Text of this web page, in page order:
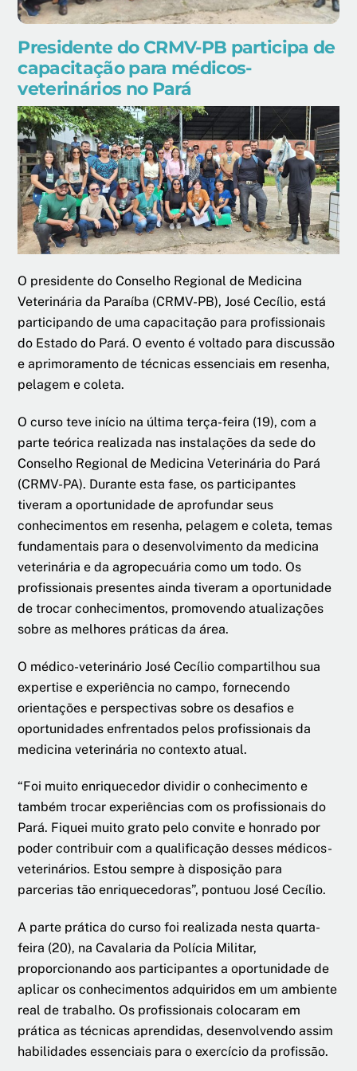
Presidente do CRMV-PB participa de
capacitação para médicos-
veterinários no Pará
O presidente do Conselho Regional de Medicina
Veterinária da Paraíba (CRMV-PB), José Cecílio, está
participando de uma capacitação para profissionais
do Estado do Pará. O evento é voltado para discussão
e aprimoramento de técnicas essenciais em resenha,
pelagem e coleta.
O curso teve início na última terça-feira (19), com a
parte teórica realizada nas instalações da sede do
Conselho Regional de Medicina Veterinária do Pará
(CRMV-PA). Durante esta fase, os participantes
tiveram a oportunidade de aprofundar seus
conhecimentos em resenha, pelagem e coleta, temas
fundamentais para o desenvolvimento da medicina
veterinária e da agropecuária como um todo. Os
profissionais presentes ainda tiveram a oportunidade
de trocar conhecimentos, promovendo atualizações
sobre as melhores práticas da área.
O médico-veterinário José Cecílio compartilhou sua
expertise e experiência no campo, fornecendo
orientações e perspectivas sobre os desafios e
oportunidades enfrentados pelos profissionais da
medicina veterinária no contexto atual.
“Foi muito enriquecedor dividir o conhecimento e
também trocar experiências com os profissionais do
Pará. Fiquei muito grato pelo convite e honrado por
poder contribuir com a qualificação desses médicos-
veterinários. Estou sempre à disposição para
parcerias tão enriquecedoras”, pontuou José Cecílio.
A parte prática do curso foi realizada nesta quarta-
feira (20), na Cavalaria da Polícia Militar,
proporcionando aos participantes a oportunidade de
aplicar os conhecimentos adquiridos em um ambiente
real de trabalho. Os profissionais colocaram em
prática as técnicas aprendidas, desenvolvendo assim
habilidades essenciais para o exercício da profissão.